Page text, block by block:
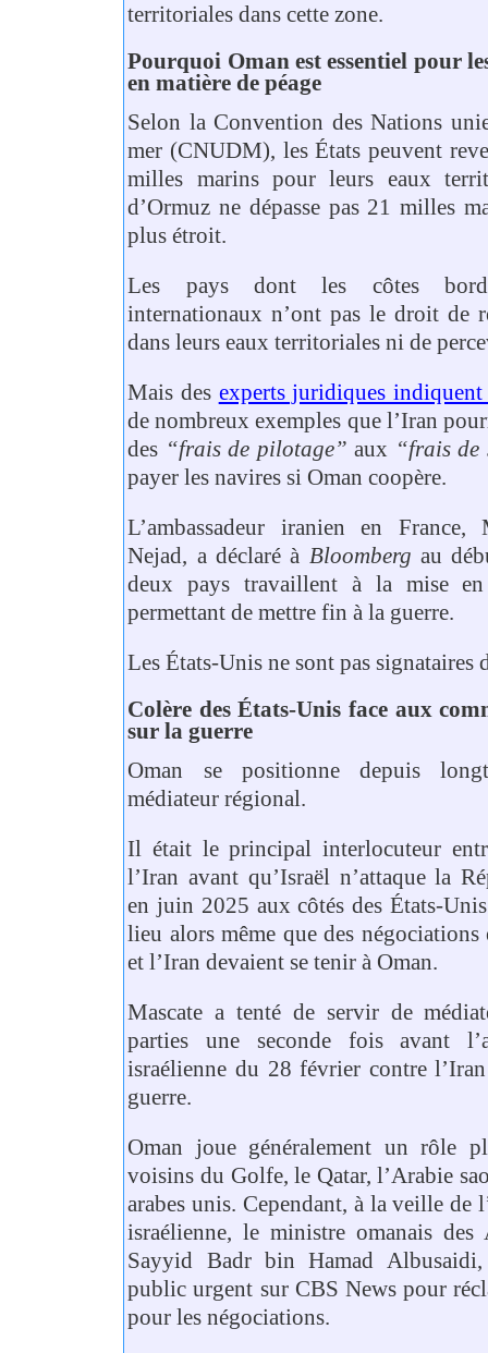
territoriales dans cette zone.
Pourquoi Oman est essentiel pour
en matière de péage
Selon la Convention des Nations
mer (CNUDM), les États peuvent
milles marins pour leurs eaux
d’Ormuz ne dépasse pas 21 milles
plus étroit.
Les pays dont les côtes
internationaux n’ont pas le droit de
dans leurs eaux territoriales ni de
Mais des experts juridiques
de nombreux exemples que l’Iran
des “frais de pilotage” aux “frais de
payer les navires si Oman coopère.
L’ambassadeur iranien en France,
Nejad, a déclaré à Bloomberg au
deux pays travaillent à la mise
permettant de mettre fin à la guerre.
Les États-Unis ne sont pas signataires
Colère des États-Unis face aux
sur la guerre
Oman se positionne depuis
médiateur régional.
Il était le principal interlocuteur
l’Iran avant qu’Israël n’attaque la
en juin 2025 aux côtés des États-
lieu alors même que des
et l’Iran devaient se tenir à Oman.
Mascate a tenté de servir de
parties une seconde fois avant
israélienne du 28 février contre
guerre.
Oman joue généralement un rôle
voisins du Golfe, le Qatar, l’Arabie
arabes unis. Cependant, à la veille de
israélienne, le ministre omanais des
Sayyid Badr bin Hamad
public urgent sur CBS News pour
pour les négociations.